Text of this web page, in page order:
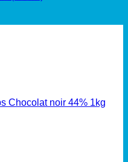
Chocolat noir 44% 1kg